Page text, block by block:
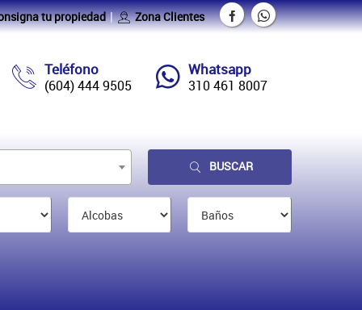
tu propiedad Zona Clientes
Teléfono
(604) 444 9505
Whatsapp
310 461 8007
BUSCAR